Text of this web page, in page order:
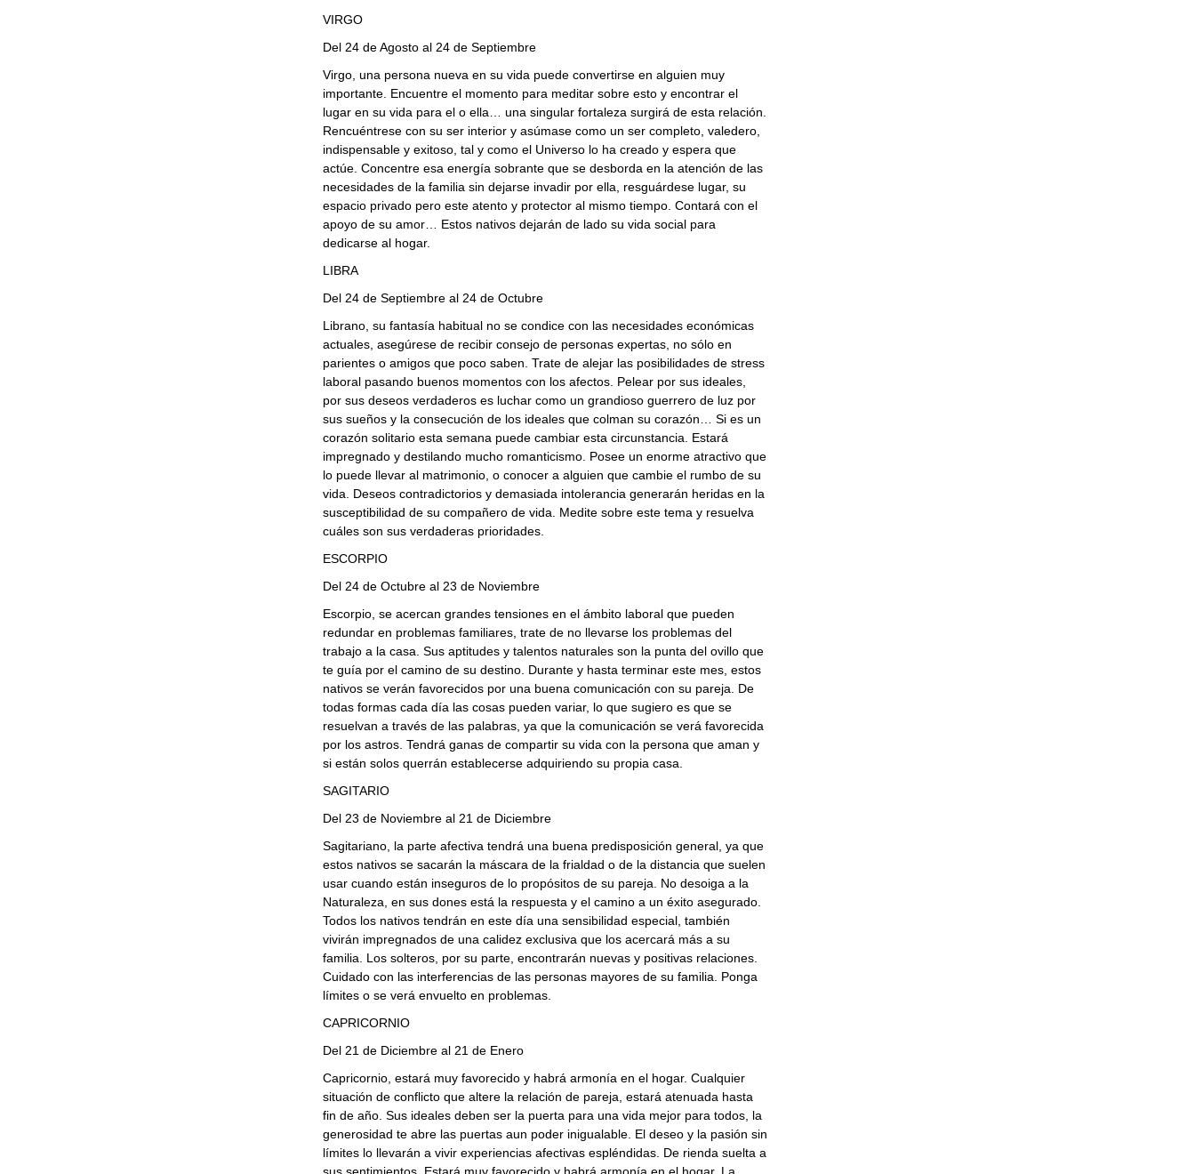
VIRGO
Del 24 de Agosto al 24 de Septiembre
Virgo, una persona nueva en su vida puede convertirse en alguien muy
importante. Encuentre el momento para meditar sobre esto y encontrar el
lugar en su vida para el o ella… una singular fortaleza surgirá de esta relación.
Rencuéntrese con su ser interior y asúmase como un ser completo, valedero,
indispensable y exitoso, tal y como el Universo lo ha creado y espera que
actúe. Concentre esa energía sobrante que se desborda en la atención de las
necesidades de la familia sin dejarse invadir por ella, resguárdese lugar, su
espacio privado pero este atento y protector al mismo tiempo. Contará con el
apoyo de su amor… Estos nativos dejarán de lado su vida social para
dedicarse al hogar.
LIBRA
Del 24 de Septiembre al 24 de Octubre
Librano, su fantasía habitual no se condice con las necesidades económicas
actuales, asegúrese de recibir consejo de personas expertas, no sólo en
parientes o amigos que poco saben. Trate de alejar las posibilidades de stress
laboral pasando buenos momentos con los afectos. Pelear por sus ideales,
por sus deseos verdaderos es luchar como un grandioso guerrero de luz por
sus sueños y la consecución de los ideales que colman su corazón… Si es un
corazón solitario esta semana puede cambiar esta circunstancia. Estará
impregnado y destilando mucho romanticismo. Posee un enorme atractivo que
lo puede llevar al matrimonio, o conocer a alguien que cambie el rumbo de su
vida. Deseos contradictorios y demasiada intolerancia generarán heridas en la
susceptibilidad de su compañero de vida. Medite sobre este tema y resuelva
cuáles son sus verdaderas prioridades.
ESCORPIO
Del 24 de Octubre al 23 de Noviembre
Escorpio, se acercan grandes tensiones en el ámbito laboral que pueden
redundar en problemas familiares, trate de no llevarse los problemas del
trabajo a la casa. Sus aptitudes y talentos naturales son la punta del ovillo que
te guía por el camino de su destino. Durante y hasta terminar este mes, estos
nativos se verán favorecidos por una buena comunicación con su pareja. De
todas formas cada día las cosas pueden variar, lo que sugiero es que se
resuelvan a través de las palabras, ya que la comunicación se verá favorecida
por los astros. Tendrá ganas de compartir su vida con la persona que aman y
si están solos querrán establecerse adquiriendo su propia casa.
SAGITARIO
Del 23 de Noviembre al 21 de Diciembre
Sagitariano, la parte afectiva tendrá una buena predisposición general, ya que
estos nativos se sacarán la máscara de la frialdad o de la distancia que suelen
usar cuando están inseguros de lo propósitos de su pareja. No desoiga a la
Naturaleza, en sus dones está la respuesta y el camino a un éxito asegurado.
Todos los nativos tendrán en este día una sensibilidad especial, también
vivirán impregnados de una calidez exclusiva que los acercará más a su
familia. Los solteros, por su parte, encontrarán nuevas y positivas relaciones.
Cuidado con las interferencias de las personas mayores de su familia. Ponga
límites o se verá envuelto en problemas.
CAPRICORNIO
Del 21 de Diciembre al 21 de Enero
Capricornio, estará muy favorecido y habrá armonía en el hogar. Cualquier
situación de conflicto que altere la relación de pareja, estará atenuada hasta
fin de año. Sus ideales deben ser la puerta para una vida mejor para todos, la
generosidad te abre las puertas aun poder inigualable. El deseo y la pasión sin
límites lo llevarán a vivir experiencias afectivas espléndidas. De rienda suelta a